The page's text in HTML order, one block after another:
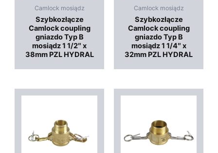
Camlock mosiądz
Szybkozłącze
Camlock coupling
gniazdo Typ B
mosiądz 1 1/2″ x
38mm PZL HYDRAL
Camlock mosiądz
Szybkozłącze
Camlock coupling
gniazdo Typ B
mosiądz 1 1/4″ x
32mm PZL HYDRAL